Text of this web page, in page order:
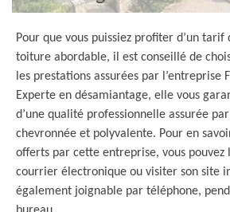
Pour que vous puissiez profiter d’un
toiture abordable, il est conseillé de
les prestations assurées par l’entreprise
Experte en désamiantage, elle vous
d’une qualité professionnelle assurée
chevronnée et polyvalente. Pour en
offerts par cette entreprise, vous pouvez
courrier électronique ou visiter son site
également joignable par téléphone,